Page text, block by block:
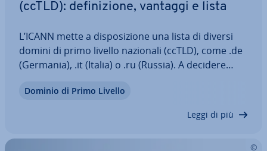
(ccTLD): de­fi­ni­zio­ne, vantaggi e lista
L’ICANN mette a di­spo­si­zio­ne una lista di diversi
domini di primo livello nazionali (ccTLD), come .de
(Germania), .it (Italia) o .ru (Russia). A decidere
nome di dominio sono i singoli paesi, in
Dominio di Primo Livello
Leggi di più